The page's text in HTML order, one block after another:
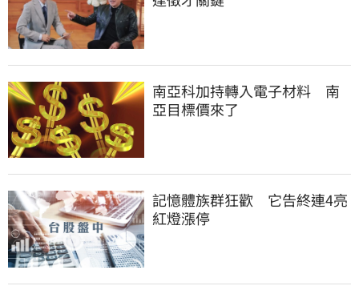
南亞科加持轉入電子材料　南
亞目標價來了
記憶體族群狂歡　它告終連4亮
紅燈漲停